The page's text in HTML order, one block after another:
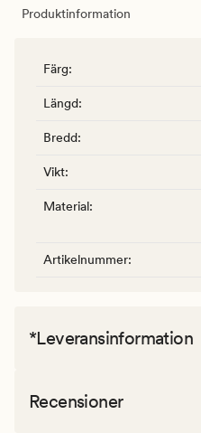
Produktinformation
Färg:
Längd:
Bredd:
Vikt:
Material:
Artikelnummer:
*Leveransinformation
Recensioner